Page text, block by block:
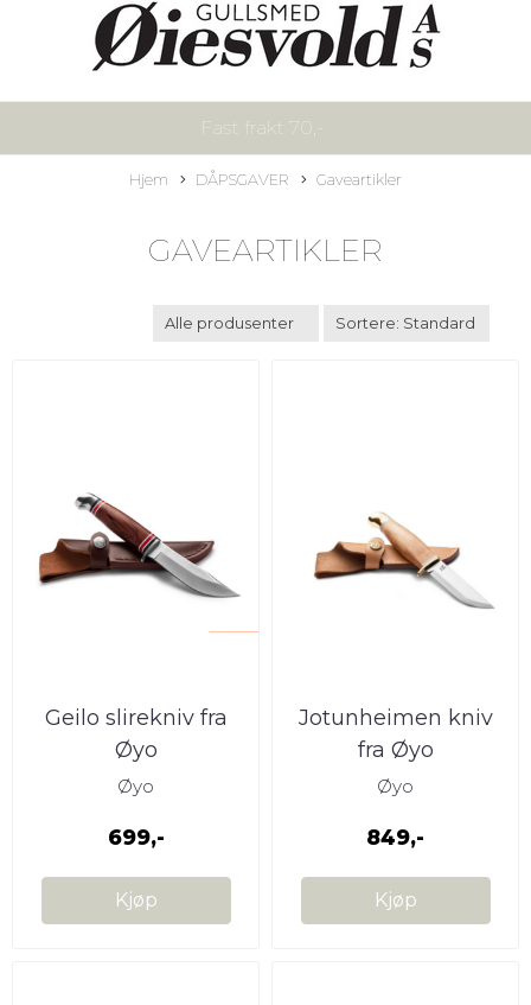
Fast frakt 70,-
Hjem DÅPSGAVER Gaveartikler
GAVEARTIKLER
Geilo slirekniv fra
Øyo
Øyo
699,-
Kjøp
Jotunheimen kniv
fra Øyo
Øyo
849,-
Kjøp